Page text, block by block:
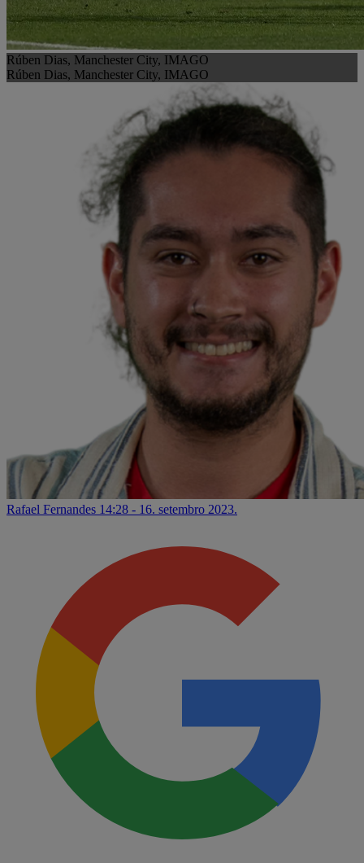
Rúben Dias, Manchester City, IMAGO
Rúben Dias, Manchester City, IMAGO
Rafael Fernandes 14:28 - 16. setembro 2023.